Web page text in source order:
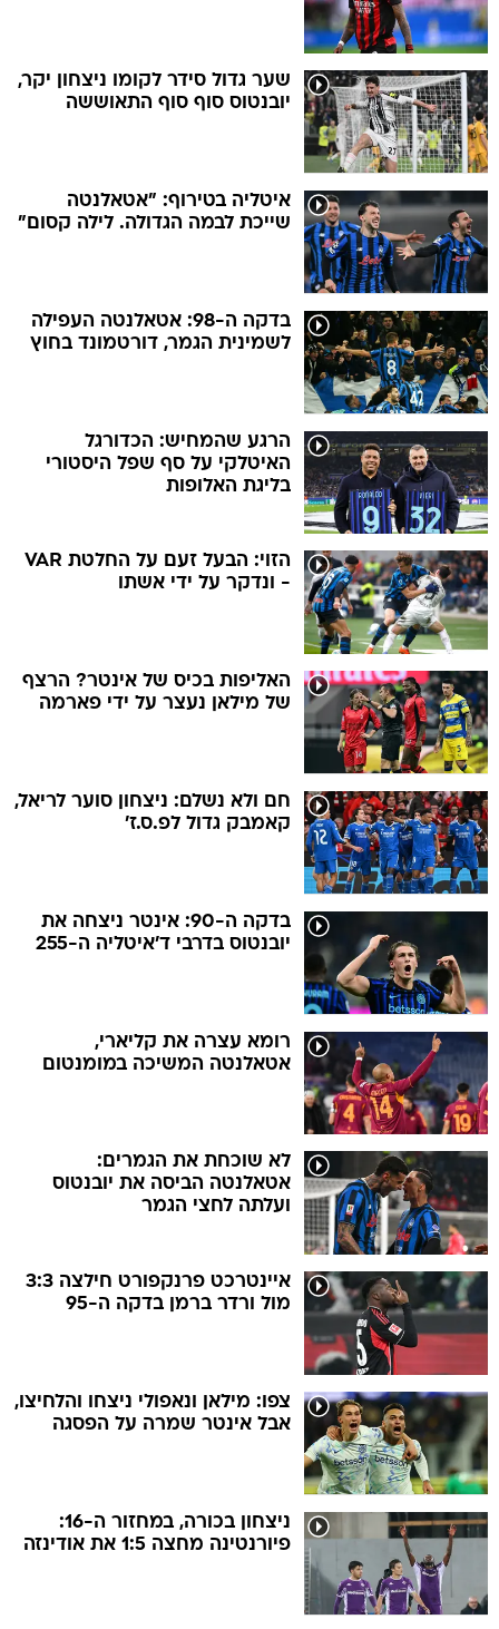
שער גדול סידר לקומו ניצחון יקר,
יובנטוס סוף סוף התאוששה
איטליה בטירוף: "אטאלנטה
שייכת לבמה הגדולה. לילה קסום"
בדקה ה-98: אטאלנטה העפילה
לשמינית הגמר, דורטמונד בחוץ
הרגע שהמחיש: הכדורגל
האיטלקי על סף שפל היסטורי
בליגת האלופות
הזוי: הבעל זעם על החלטת VAR
- ונדקר על ידי אשתו
האליפות בכיס של אינטר? הרצף
של מילאן נעצר על ידי פארמה
חם ולא נשלם: ניצחון סוער לריאל,
קאמבק גדול לפ.ס.ז'
בדקה ה-90: אינטר ניצחה את
יובנטוס בדרבי ד'איטליה ה-255
רומא עצרה את קליארי,
אטאלנטה המשיכה במומנטום
לא שוכחת את הגמרים:
אטאלנטה הביסה את יובנטוס
ועלתה לחצי הגמר
איינטרכט פרנקפורט חילצה 3:3
מול ורדר ברמן בדקה ה-95
צפו: מילאן ונאפולי ניצחו והלחיצו,
אבל אינטר שמרה על הפסגה
ניצחון בכורה, במחזור ה-16:
פיורנטינה מחצה 1:5 את אודינזה